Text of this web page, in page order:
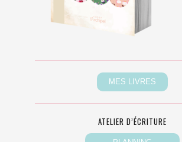
ATELIER D’ÉCRITURE